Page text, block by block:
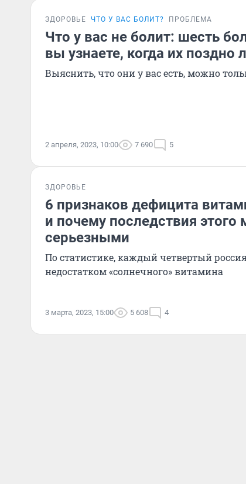
ЗДОРОВЬЕ ЧТО У ВАС БОЛИТ? ПРОБЛЕМА
Что у вас не болит: шесть
вы узнаете, когда их поздно
Выяснить, что они у вас есть, можно
2 апреля, 2023, 10:00 7 690 5
ЗДОРОВЬЕ
6 признаков дефицита
и почему последствия этого
серьезными
По статистике, каждый четвертый
недостатком «солнечного» витамина
3 марта, 2023, 15:00 5 608 4